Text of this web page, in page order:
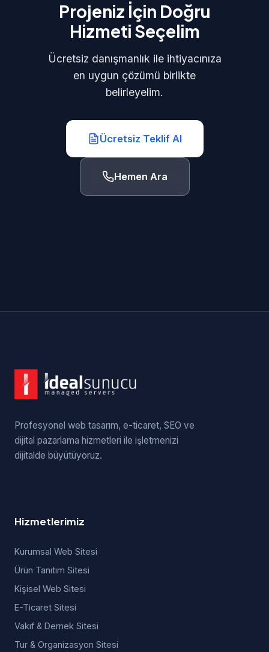
Projeniz İçin Doğru
Hizmeti Seçelim
Ücretsiz danışmanlık ile ihtiyacınıza
en uygun çözümü birlikte
belirleyelim.
Ücretsiz Teklif Al
Hemen Ara
Profesyonel web tasarım, e-ticaret, SEO ve
dijital pazarlama hizmetleri ile işletmenizi
dijitalde büyütüyoruz.
Hizmetlerimiz
Kurumsal Web Sitesi
Ürün Tanıtım Sitesi
Kişisel Web Sitesi
E-Ticaret Sitesi
Vakıf & Dernek Sitesi
Tur & Organizasyon Sitesi